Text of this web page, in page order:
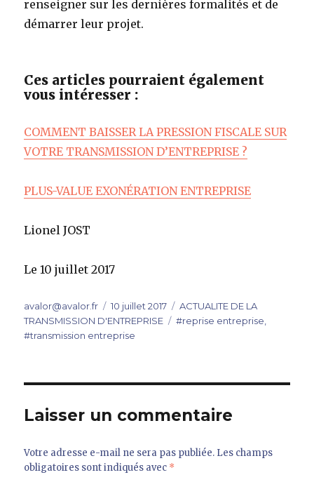
renseigner sur les dernières formalités et de
démarrer leur projet.
Ces articles pourraient également
vous intéresser :
COMMENT BAISSER LA PRESSION FISCALE SUR
VOTRE TRANSMISSION D’ENTREPRISE ?
PLUS-VALUE EXONÉRATION ENTREPRISE
Lionel JOST
Le 10 juillet 2017
Auteur
avalor@avalor.fr
Publié
le
10 juillet 2017 Catégories
ACTUALITE DE LA
TRANSMISSION D'ENTREPRISE
Étiquettes
#reprise entreprise
#transmission entreprise
Laisser un commentaire
Votre adresse e-mail ne sera pas publiée. Les champs
obligatoires sont indiqués avec *